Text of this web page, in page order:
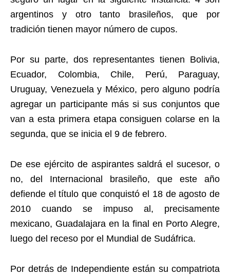
argentinos y otro tanto brasileños, que por
tradición tienen mayor número de cupos.
Por su parte, dos representantes tienen Bolivia,
Ecuador, Colombia, Chile, Perú, Paraguay,
Uruguay, Venezuela y México, pero alguno podría
agregar un participante más si sus conjuntos que
van a esta primera etapa consiguen colarse en la
segunda, que se inicia el 9 de febrero.
De ese ejército de aspirantes saldrá el sucesor, o
no, del Internacional brasileño, que este año
defiende el título que conquistó el 18 de agosto de
2010 cuando se impuso al, precisamente
mexicano, Guadalajara en la final en Porto Alegre,
luego del receso por el Mundial de Sudáfrica.
Por detrás de Independiente están su compatriota